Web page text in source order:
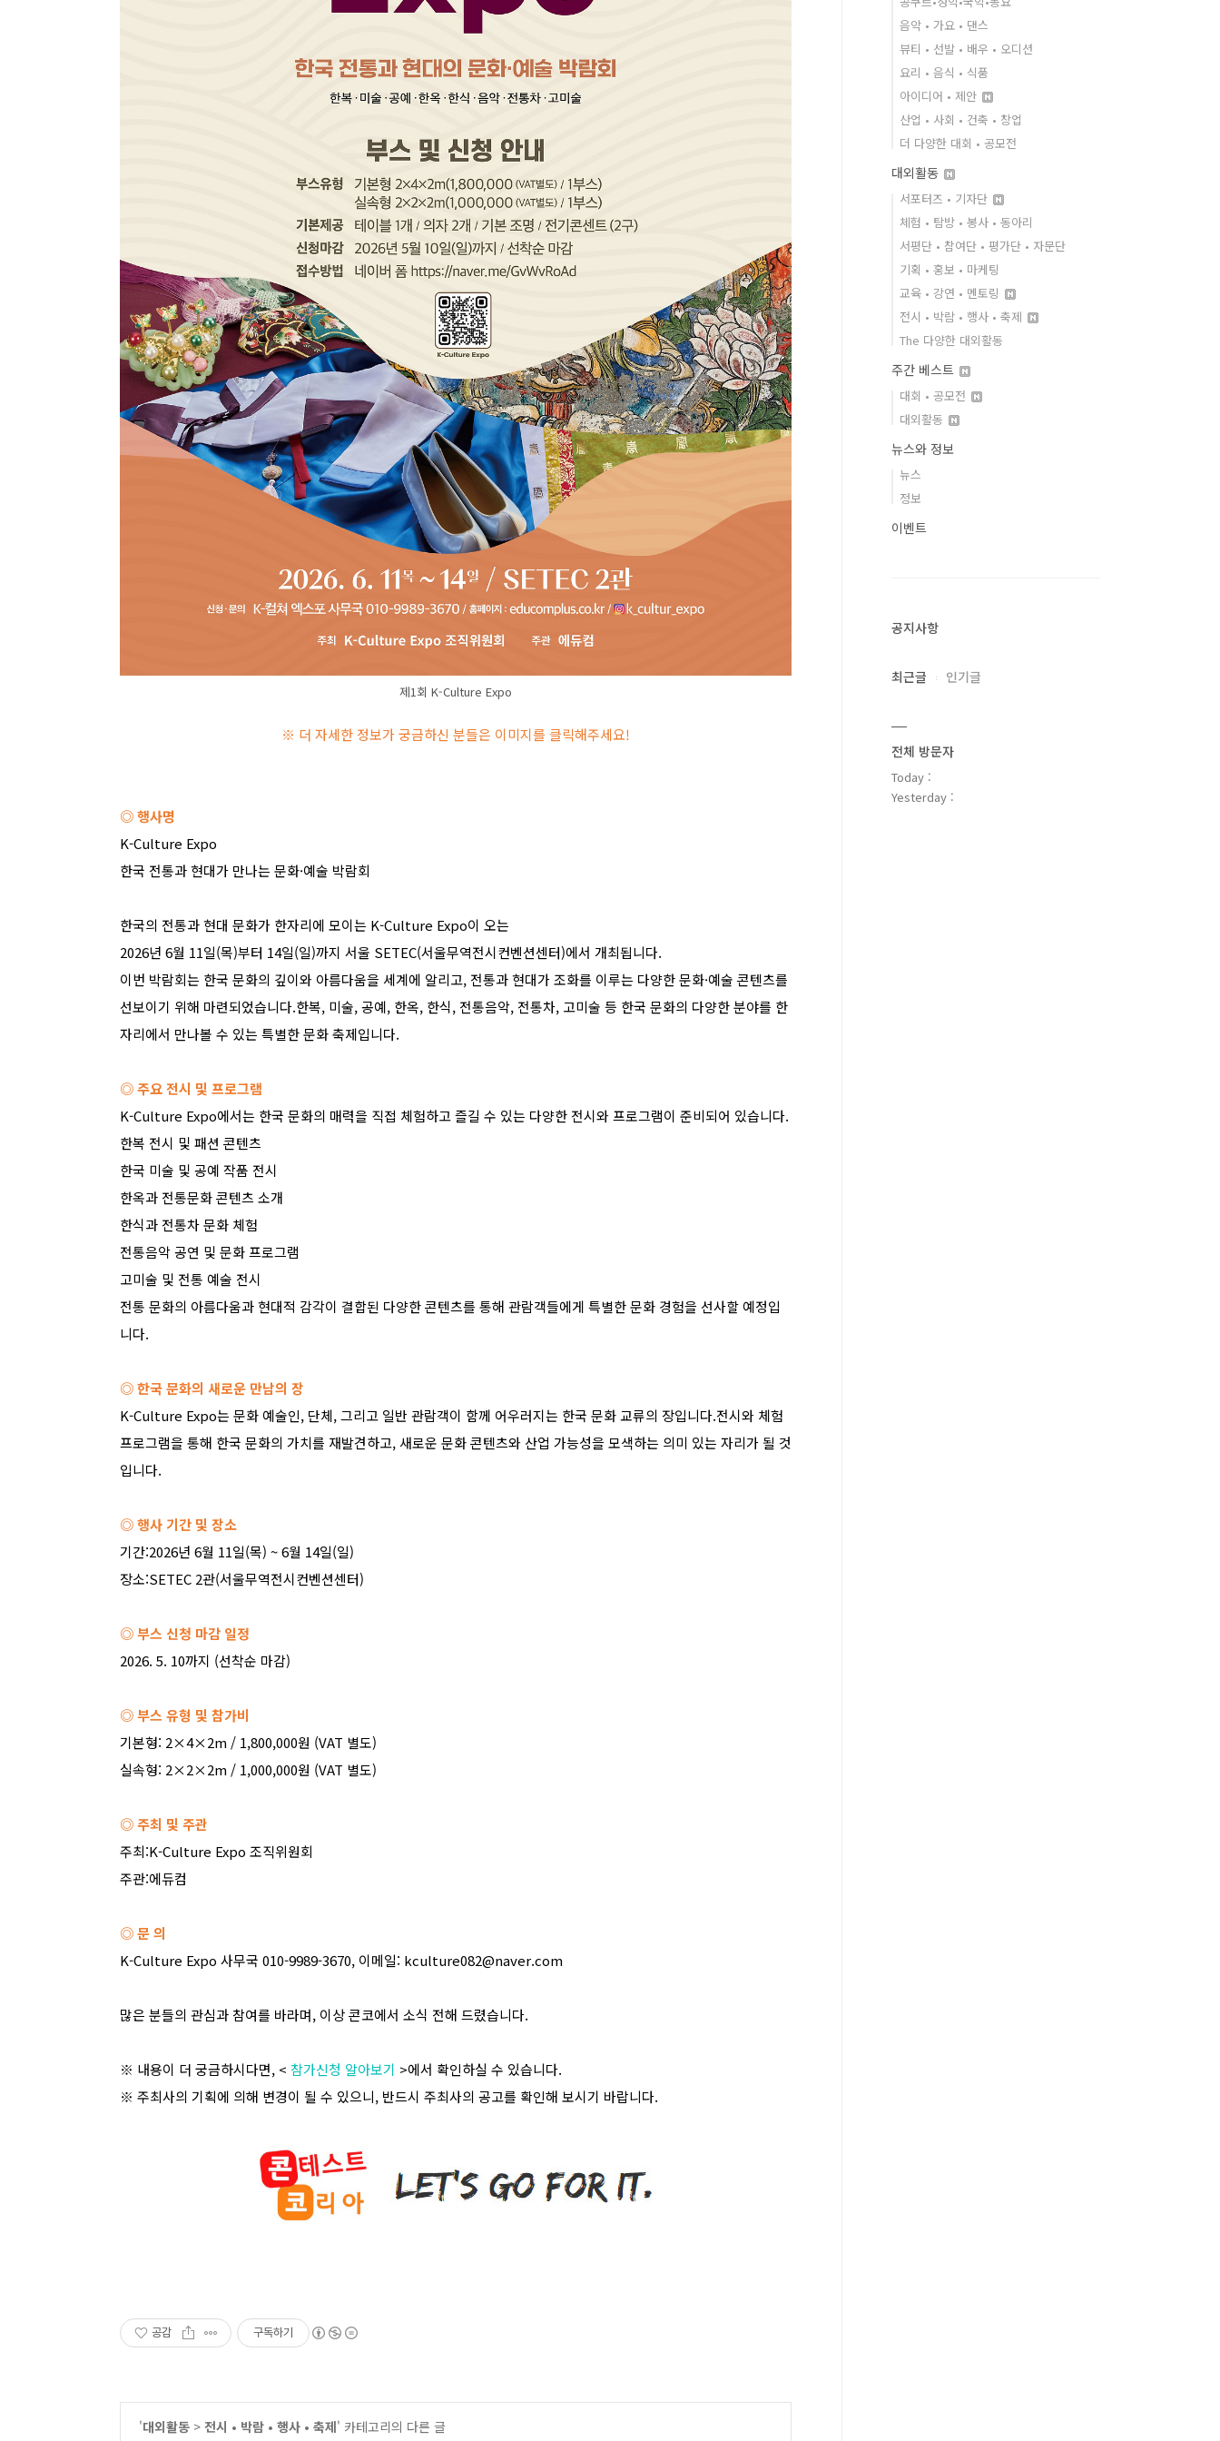
제1회 K-Culture Expo
※ 더 자세한 정보가 궁금하신 분들은 이미지를 클릭해주세요!
◎ 행사명
K-Culture Expo
한국 전통과 현대가 만나는 문화·예술 박람회
한국의 전통과 현대 문화가 한자리에 모이는 K-Culture Expo이 오는
2026년 6월 11일(목)부터 14일(일)까지 서울 SETEC(서울무역전시컨벤션센터)에서 개최됩니다.
이번 박람회는 한국 문화의 깊이와 아름다움을 세계에 알리고, 전통과 현대가 조화를 이루는 다양한 문화·예술 콘텐츠를
선보이기 위해 마련되었습니다.한복, 미술,공예, 한옥, 한식, 전통음악, 전통차, 고미술 등 한국 문화의 다양한 분야를 한
자리에서 만나볼 수 있는 특별한 문화 축제입니다.
◎ 주요 전시 및 프로그램
K-Culture Expo에서는 한국 문화의 매력을 직접 체험하고 즐길 수 있는 다양한 전시와 프로그램이 준비되어 있습니다.
한복 전시 및 패션 콘텐츠
한국 미술 및 공예 작품 전시
한옥과 전통문화 콘텐츠 소개
한식과 전통차 문화 체험
전통음악 공연 및 문화 프로그램
고미술 및 전통 예술 전시
전통 문화의 아름다움과 현대적 감각이 결합된 다양한 콘텐츠를 통해 관람객들에게 특별한 문화 경험을 선사할 예정입
니다.
◎ 한국 문화의 새로운 만남의 장
K-Culture Expo는 문화 예술인, 단체,그리고 일반 관람객이 함께 어우러지는 한국 문화 교류의 장입니다.전시와 체험
프로그램을 통해 한국 문화의 가치를 재발견하고, 새로운 문화 콘텐츠와 산업 가능성을 모색하는 의미 있는 자리가 될 것
입니다.
◎ 행사 기간 및 장소
기간:2026년 6월 11일(목) ~ 6월 14일(일)
장소:SETEC 2관(서울무역전시컨벤션센터)
◎ 부스 신청 마감 일정
2026. 5. 10까지 (선착순 마감)
◎ 부스 유형 및 참가비
기본형: 2×4×2m / 1,800,000원 (VAT 별도)
실속형: 2×2×2m / 1,000,000원 (VAT 별도)
◎ 주최 및 주관
주최:K-Culture Expo 조직위원회
주관:에듀컴
◎ 문 의
K-Culture Expo 사무국 010-9989-3670, 이메일: kculture082@naver.com
많은 분들의 관심과 참여를 바라며, 이상 콘코에서 소식 전해 드렸습니다.
※ 내용이 더 궁금하시다면, < 참가신청 알아보기 >에서 확인하실 수 있습니다.
※ 주최사의 기획에 의해 변경이 될 수 있으니, 반드시 주최사의 공고를 확인해 보시기 바랍니다.
공감 구독하기
'대외활동 > 전시 • 박람 • 행사 • 축제' 카테고리의 다른 글
음악 • 가요 • 댄스
뷰티 • 선발 • 배우 • 오디션
요리 • 음식 • 식품
아이디어 • 제안
산업 • 사회 • 건축 • 창업
더 다양한 대회 • 공모전
대외활동
서포터즈 • 기자단
체험 • 탐방 • 봉사 • 동아리
서평단 • 참여단 • 평가단 • 자문단
기획 • 홍보 • 마케팅
교육 • 강연 • 멘토링
전시 • 박람 • 행사 • 축제
The 다양한 대외활동
주간 베스트
대회 • 공모전
대외활동
뉴스와 정보
뉴스
정보
이벤트
공지사항
최근글 인기글
전체 방문자
Today :
Yesterday :